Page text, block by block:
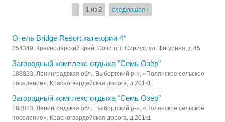
1 из 2 следующая ›
Отель Bridge Resort категории 4*
354349, Краснодарский край, Сочи пгт. Сириус, ул. Фигурная, д.45
Загородный комплекс отдыха "Семь Озёр"
188823, Ленинградская обл., Выборгский р-н, «Полянское сельское
поселение», Красногвардейская дорога, д.201к1
Загородный комплекс отдыха "Семь Озёр"
188823, Ленинградская обл., Выборгский р-н, «Полянское сельское
поселение», Красногвардейская дорога, д.201к1